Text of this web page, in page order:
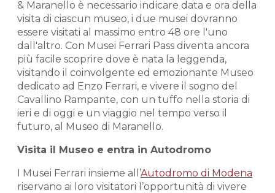
& Maranello è necessario indicare data e ora della
visita di ciascun museo, i due musei dovranno
essere visitati al massimo entro 48 ore l'uno
dall'altro. Con Musei Ferrari Pass diventa ancora
più facile scoprire dove è nata la leggenda,
visitando il coinvolgente ed emozionante Museo
dedicato ad Enzo Ferrari, e vivere il sogno del
Cavallino Rampante, con un tuffo nella storia di
ieri e di oggi e un viaggio nel tempo verso il
futuro, al Museo di Maranello.
Visita il Museo e entra in Autodromo
I Musei Ferrari insieme all’Autodromo di Modena
riservano ai loro visitatori l’opportunità di vivere